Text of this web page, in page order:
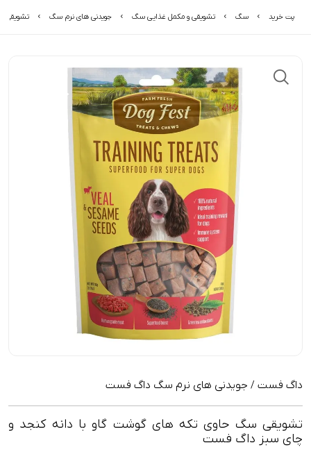
پت خرید سگ تشویقی و مکمل غذایی سگ جویدنی های نرم سگ تشویقی
داگ فست / جویدنی های نرم سگ داگ فست
تشویقی سگ حاوی تکه های گوشت گاو با دانه کنجد و
چای سبز داگ فست